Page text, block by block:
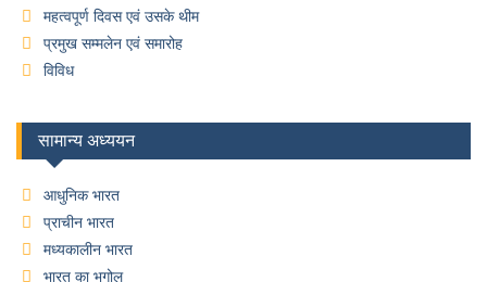
महत्वपूर्ण दिवस एवं उसके थीम
प्रमुख सम्मलेन एवं समारोह
विविध
सामान्य अध्ययन
आधुनिक भारत
प्राचीन भारत
मध्यकालीन भारत
भारत का भूगोल